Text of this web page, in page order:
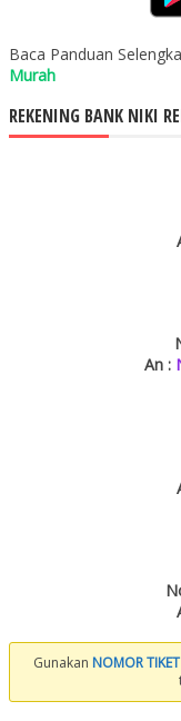
Baca Panduan
Murah
REKENING BANK NIKI
An :
Gunakan NOMOR TIKET